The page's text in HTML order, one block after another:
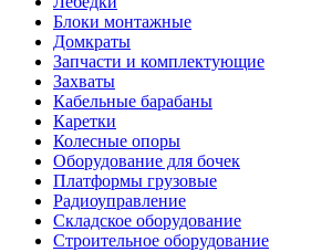
Блоки монтажные
Домкраты
Запчасти и комплектующие
Захваты
Кабельные барабаны
Каретки
Колесные опоры
Оборудование для бочек
Платформы грузовые
Радиоуправление
Складское оборудование
Строительное оборудование